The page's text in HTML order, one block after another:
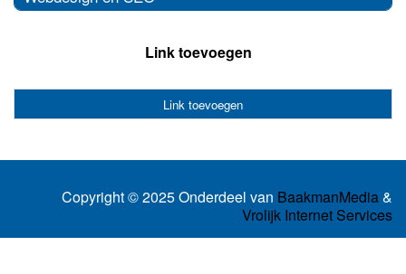
Link toevoegen
Link toevoegen
Copyright © 2025 Onderdeel van BaakmanMedia&
Vrolijk Internet Services